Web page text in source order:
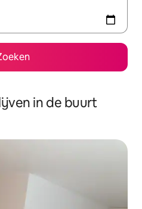
in de buurt